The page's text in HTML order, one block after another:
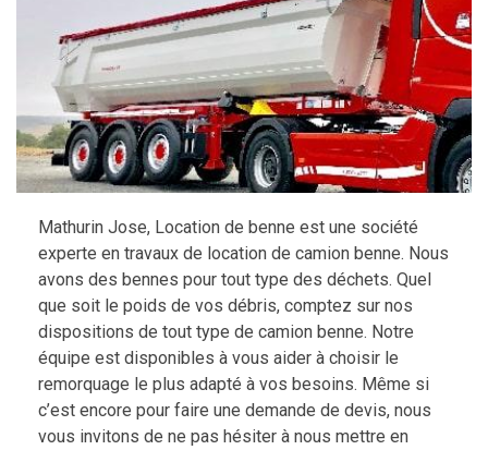
Mathurin Jose, Location de benne est une société
experte en travaux de location de camion benne. Nous
avons des bennes pour tout type des déchets. Quel
que soit le poids de vos débris, comptez sur nos
dispositions de tout type de camion benne. Notre
équipe est disponibles à vous aider à choisir le
remorquage le plus adapté à vos besoins. Même si
c’est encore pour faire une demande de devis, nous
vous invitons de ne pas hésiter à nous mettre en